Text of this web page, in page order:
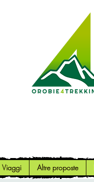
Viaggi Altre proposte